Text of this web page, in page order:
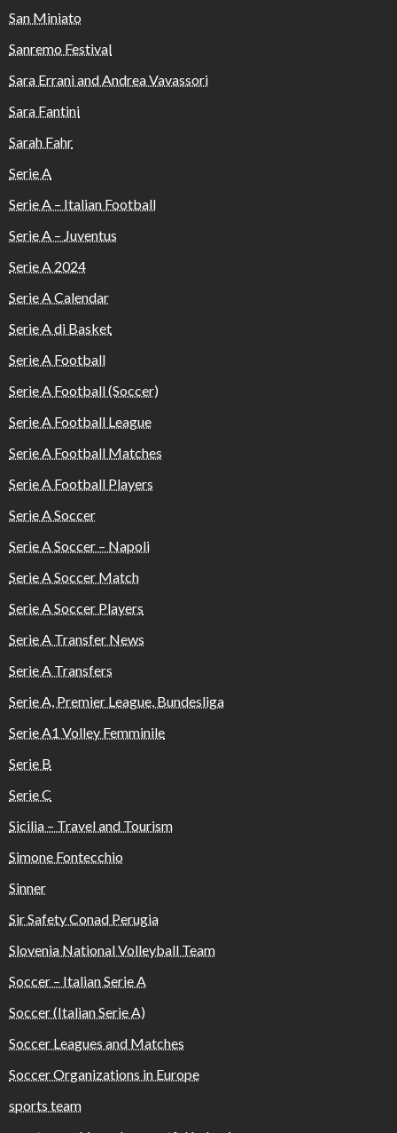
San Miniato
Sanremo Festival
Sara Errani and Andrea Vavassori
Sara Fantini
Sarah Fahr
Serie A
Serie A – Italian Football
Serie A – Juventus
Serie A 2024
Serie A Calendar
Serie A di Basket
Serie A Football
Serie A Football (Soccer)
Serie A Football League
Serie A Football Matches
Serie A Football Players
Serie A Soccer
Serie A Soccer – Napoli
Serie A Soccer Match
Serie A Soccer Players
Serie A Transfer News
Serie A Transfers
Serie A, Premier League, Bundesliga
Serie A1 Volley Femminile
Serie B
Serie C
Sicilia – Travel and Tourism
Simone Fontecchio
Sinner
Sir Safety Conad Perugia
Slovenia National Volleyball Team
Soccer – Italian Serie A
Soccer (Italian Serie A)
Soccer Leagues and Matches
Soccer Organizations in Europe
sports team